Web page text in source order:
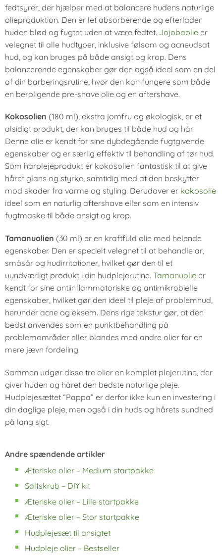
fedtsyrer, der hjælper med at balancere hudens naturlige
olieproduktion. Den er let absorberende og efterlader
huden blød og fugtet uden at være fedtet. Jojobaolieer
velegnet til alle hudtyper, inklusive følsom og acneudsat
hud, og kan bruges på både ansigt og krop. Dens
balancerende egenskaber gør den også ideel som en del
af din barberingsrutine, hvor den kan fungere som både
en beroligende pre-shave olie og en aftershave.
Kokosolien (180 ml), ekstra jomfru og økologisk, er et
alsidigt produkt, der kan bruges til både hud og hår.
Denne olie er kendt for sine dybdegående fugtgivende
egenskaber og er særlig effektiv til behandling af tør hud.
Som hårplejeprodukt er kokosolien fantastisk til at give
håret glans og styrke, samtidig med at den beskytter
mod skader fra varme og styling. Derudover er kokosolie
ideel som en naturlig aftershave eller som en intensiv
fugtmaske til både ansigt og krop.
Tamanuolien (30 ml) er en kraftfuld olie med helende
egenskaber. Den er specielt velegnet til at behandle ar,
småsår og hudirritationer, hvilket gør den til et
uundværligt produkt i din hudplejerutine. Tamanuolieer
kendt for sine antiinflammatoriske og antimikrobielle
egenskaber, hvilket gør den ideel til pleje af problemhud,
herunder acne og eksem. Dens rige tekstur gør, at den
bedst anvendes som en punktbehandling på
problemområder eller blandes med andre olier for en
mere jævn fordeling.
Sammen udgør disse tre olier en komplet plejerutine, der
giver huden og håret den bedste naturlige pleje.
Hudplejesættet “Pappa” er derfor ikke kun en investering i
din daglige pleje, men også i din huds og hårets sundhed
på lang sigt.
Andre spændende artikler
Æteriske olier – Medium startpakke
Saltskrub – DIY kit
Æteriske olier – Lille startpakke
Æteriske olier – Stor startpakke
Hudplejesæt til ansigtet
Hudpleje olier – Bestseller